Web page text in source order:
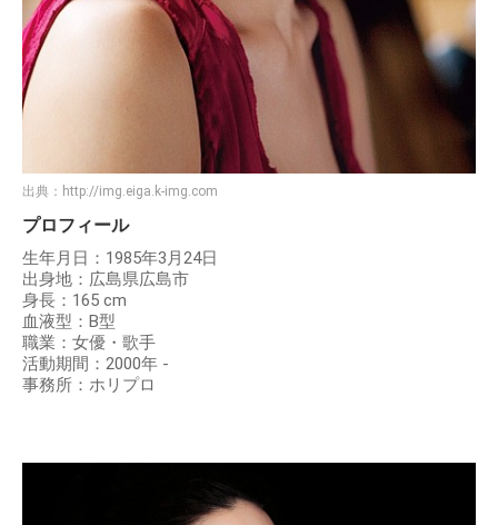
出典： http://img.eiga.k-img.com
プロフィール
生年月日：1985年3月24日
出身地：広島県広島市
身長：165 cm
血液型：B型
職業：女優・歌手
活動期間：2000年 -
事務所：ホリプロ